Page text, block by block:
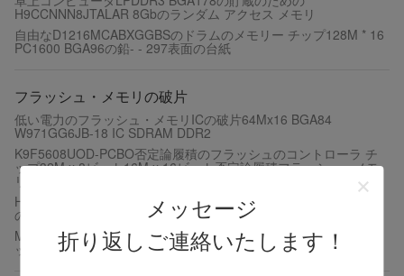
メッセージ
折り返しご連絡いたします！
H9CCNNN8JTALAR 8Gbのランダム アクセス メモリ
自由なD1216MCABXGGBSのドラムのメモリー チップ128M * 16
PC1600 BGA96の鉛- - 297表面の台紙
フラッシュ・メモリの破片
低い電力のフラッシュ・メモリICの破片64Mx16 BGA84
W971GG6JB-18 IC SDRAM DDR2
K9F5608UOD-PCBO否定論履積のフラッシュのコントローラ チ
ップ32M x 8ビット16M x 16ビット否定論履積フラッシュ・メモ
リ
HY5PS1G831CFP-S6 DDRのドラムの移動式フラッシュ・メモリ
の破片128MX8 0.4ns CMOS PBGA60
MX30LF1208AA-XKI IC取り外し可能な512mb否定論履積のフラ
ッシュ・メモリ モジュールの平行63vfbga